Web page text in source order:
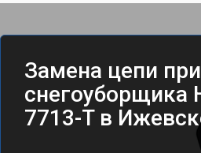
Замена цепи
снегоуборщика
7713-T в